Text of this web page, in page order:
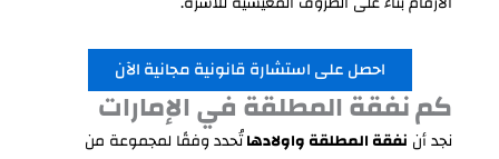
احصل على استشارة قانونية مجانية الآن
كم نفقة المطلقة في الإمارات
نجد أن نفقة المطلقة واولادهاتُحدد وفقًا لمجموعة من